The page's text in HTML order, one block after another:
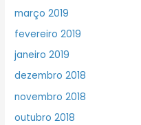
março 2019
fevereiro 2019
janeiro 2019
dezembro 2018
novembro 2018
outubro 2018